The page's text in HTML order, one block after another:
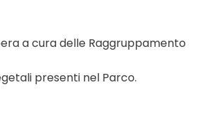
a cura delle Raggruppamento
presenti nel Parco.